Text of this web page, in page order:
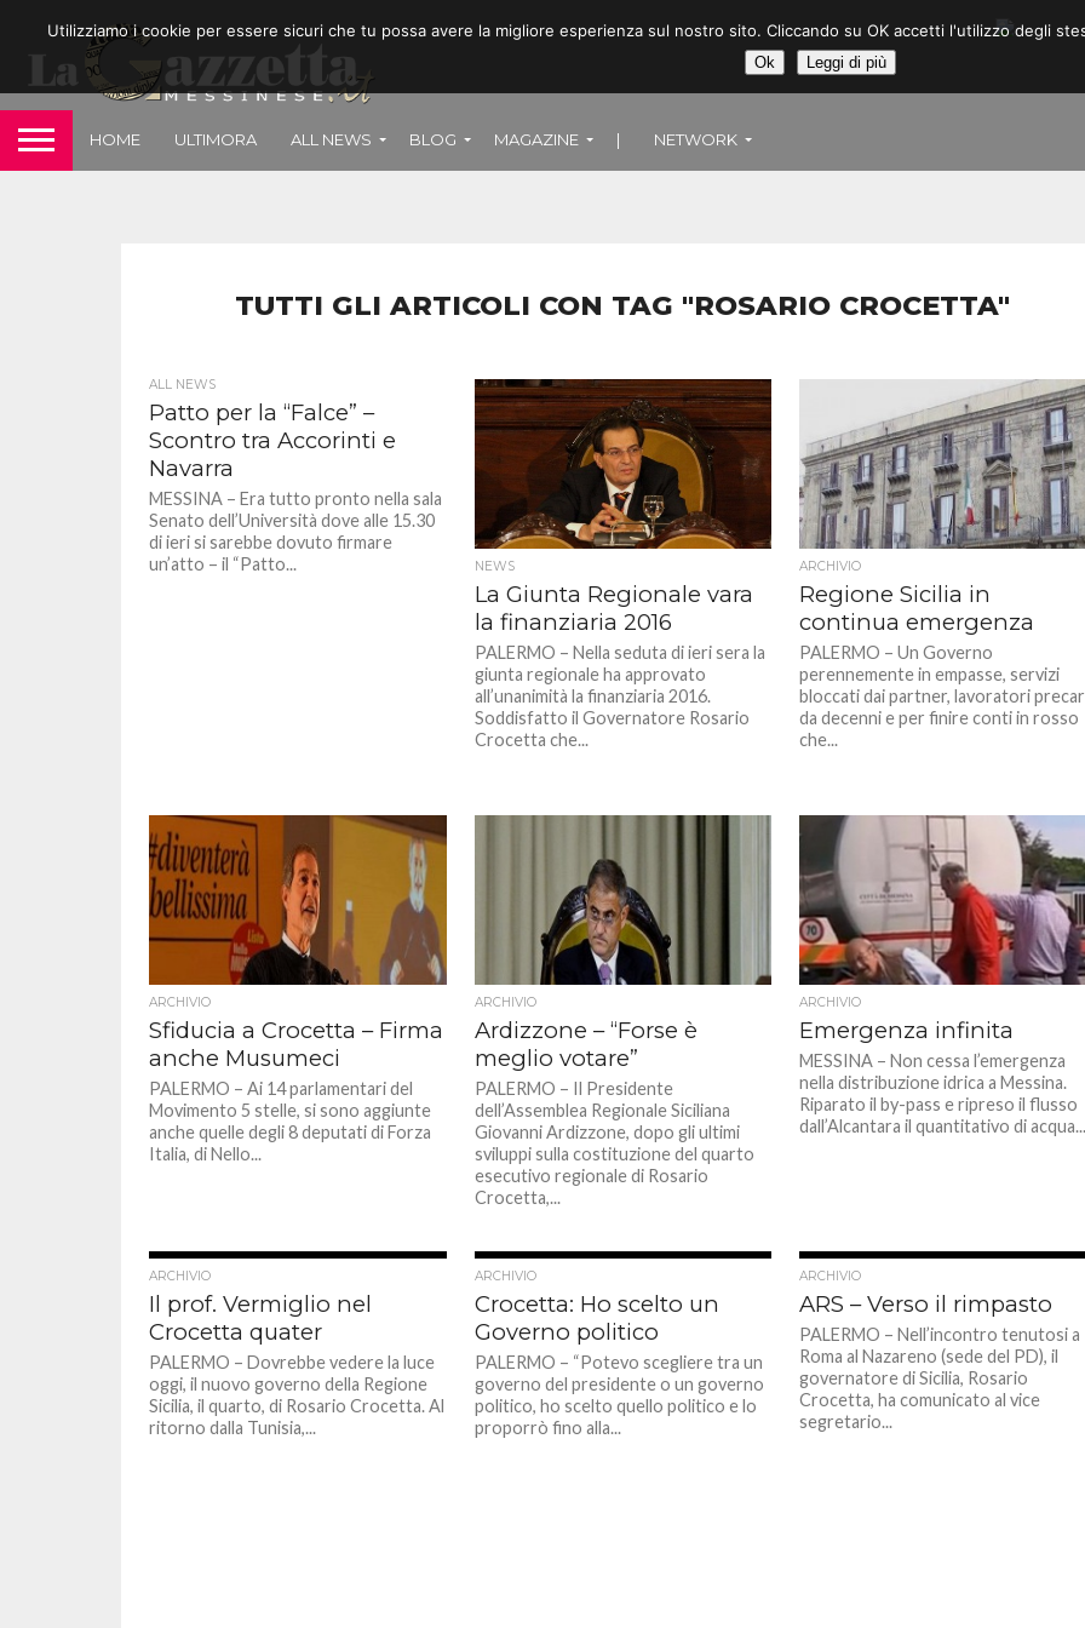
HOME ULTIMORA ALL NEWS BLOG MAGAZINE | NETWORK
TUTTI GLI ARTICOLI CON TAG "ROSARIO CROCETTA"
ALL NEWS
Patto per la “Falce” –
Scontro tra Accorinti e
Navarra
MESSINA – Era tutto pronto nella sala
Senato dell’Università dove alle 15.30
di ieri si sarebbe dovuto firmare
un’atto – il “Patto...
NEWS
La Giunta Regionale vara
la finanziaria 2016
PALERMO – Nella seduta di ieri sera la
giunta regionale ha approvato
all’unanimità la finanziaria 2016.
Soddisfatto il Governatore Rosario
Crocetta che...
ARCHIVIO
Regione Sicilia in
continua emergenza
PALERMO – Un Governo
perennemente in empasse, servizi
bloccati dai partner, lavoratori
da decenni e per finire conti in rosso
che...
ARCHIVIO
Sfiducia a Crocetta – Firma
anche Musumeci
PALERMO – Ai 14 parlamentari del
Movimento 5 stelle, si sono aggiunte
anche quelle degli 8 deputati di Forza
Italia, di Nello...
ARCHIVIO
Ardizzone – “Forse è
meglio votare”
PALERMO – Il Presidente
dell’Assemblea Regionale Siciliana
Giovanni Ardizzone, dopo gli ultimi
sviluppi sulla costituzione del quarto
esecutivo regionale di Rosario
Crocetta,...
ARCHIVIO
Emergenza infinita
MESSINA – Non cessa l’emergenza
nella distribuzione idrica a Messina.
Riparato il by-pass e ripreso il flusso
dall’Alcantara il quantitativo di
ARCHIVIO
Il prof. Vermiglio nel
Crocetta quater
PALERMO – Dovrebbe vedere la luce
oggi, il nuovo governo della Regione
Sicilia, il quarto, di Rosario Crocetta. Al
ritorno dalla Tunisia,...
ARCHIVIO
Crocetta: Ho scelto un
Governo politico
PALERMO – “Potevo scegliere tra un
governo del presidente o un governo
politico, ho scelto quello politico e lo
proporrò fino alla...
ARCHIVIO
ARS – Verso il rimpasto
PALERMO – Nell’incontro tenutosi a
Roma al Nazareno (sede del PD), il
governatore di Sicilia, Rosario
Crocetta, ha comunicato al vice
segretario...
Utilizziamo i cookie per essere sicuri che tu possa avere la migliore esperienza sul nostro sito. Cliccando su OK accetti l'utilizzo degli
Ok Leggi di più